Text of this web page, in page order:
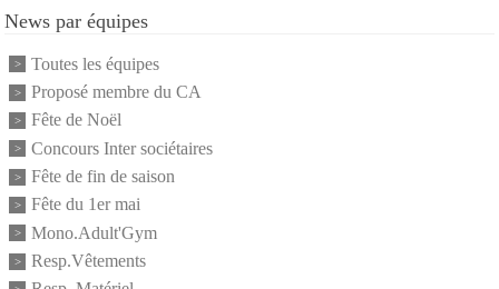
News par équipes
Toutes les équipes
Proposé membre du CA
Fête de Noël
Concours Inter sociétaires
Fête de fin de saison
Fête du 1er mai
Mono.Adult'Gym
Resp.Vêtements